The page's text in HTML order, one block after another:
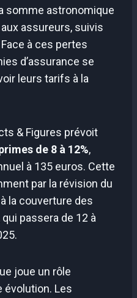
somme astronomique
assureurs, suivis
à ces pertes
d’assurance se
leurs tarifs à la
& Figures prévoit
de 8 à 12%,
à 135 euros. Cette
par la révision du
la couverture des
passera de 12 à
joue un rôle
évolution. Les